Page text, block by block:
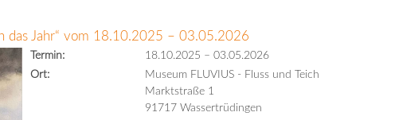
das Jahr“ vom 18.10.2025 – 03.05.2026
Termin: 18.10.2025 – 03.05.2026
Ort:
Museum FLUVIUS - Fluss und Teich
Marktstraße 1
91717 Wassertrüdingen